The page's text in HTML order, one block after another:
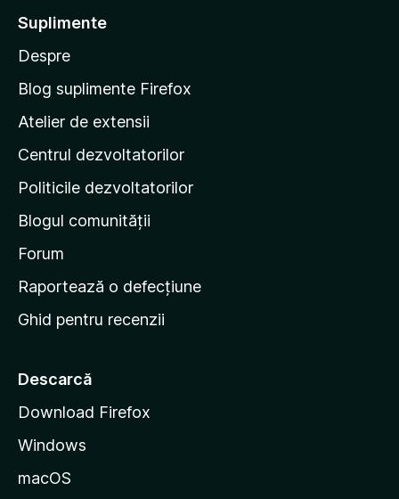
t
p
e
a
g
i
a
d
e
t
r
M
o
Suplimente
Despre
Blog suplimente Firefox
Atelier de extensii
Centrul dezvoltatorilor
Politicile dezvoltatorilor
Blogul comunității
Forum
Raportează o defecțiune
Ghid pentru recenzii
Descarcă
Download Firefox
Windows
macOS